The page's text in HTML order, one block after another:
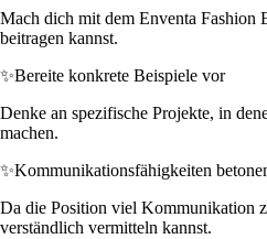
Mach dich mit dem Enventa Fashion
beitragen kannst.
✨Bereite konkrete Beispiele vor
Denke an spezifische Projekte, in
machen.
✨Kommunikationsfähigkeiten
Da die Position viel Kommunikation
verständlich vermitteln kannst.